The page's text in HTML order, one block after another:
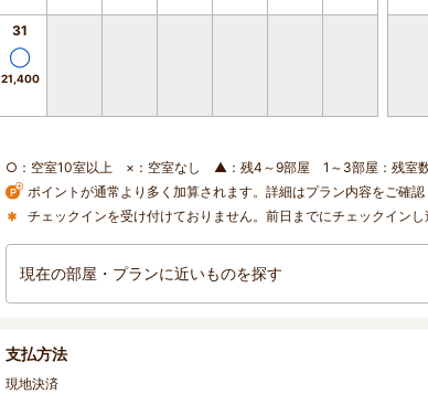
31
◯
21,400
○：空室10室以上 ×：空室なし ▲：残4～9部屋 1～3部屋：残室
ポイントが通常より多く加算されます。詳細はプラン内容をご確認
チェックインを受け付けておりません。前日までにチェックインし
現在の部屋・プランに近いものを探す
支払方法
現地決済